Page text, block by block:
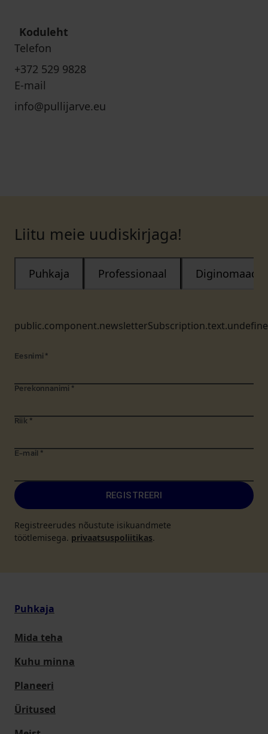
Koduleht
Telefon
+372 529 9828
E-mail
info@pullijarve.eu
Liitu meie uudiskirjaga!
Puhkaja Professionaal Diginomaad
Eesnimi *
Perekonnanimi *
Riik *
E-mail *
REGISTREERI
Registreerudes nõustute isikuandmete
töötlemisega. privaatsuspoliitikas.
Puhkaja
Mida teha
Kuhu minna
Planeeri
Üritused